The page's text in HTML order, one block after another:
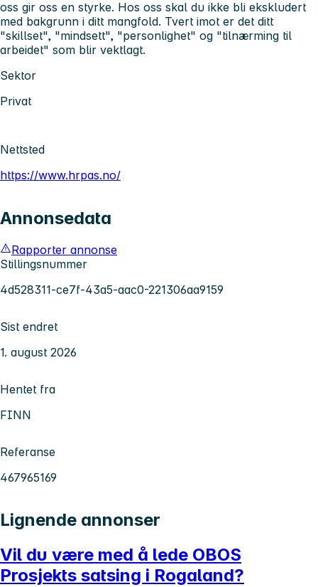
oss gir oss en styrke. Hos oss skal du ikke bli ekskludert
med bakgrunn i ditt mangfold. Tvert imot er det ditt
"skillset", "mindsett", "personlighet" og "tilnærming til
arbeidet" som blir vektlagt.
Sektor
Privat
Nettsted
https://www.hrpas.no/
Annonsedata
Rapporter annonse
Stillingsnummer
4d528311-ce7f-43a5-aac0-221306aa9159
Sist endret
1. august 2026
Hentet fra
FINN
Referanse
467965169
Lignende annonser
Vil du være med å lede OBOS
Prosjekts satsing i Rogaland?